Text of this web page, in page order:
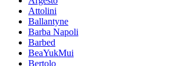
Attolini
Ballantyne
Barba Napoli
Barbed
BeaYukMui
Bertolo